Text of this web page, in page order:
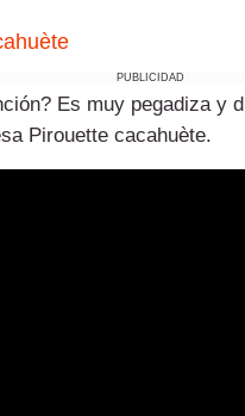
PUBLICIDAD
Es muy pegadiza y
Pirouette cacahuète.